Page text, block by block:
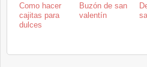
Como hacer
cajitas para
dulces
Buzón de san
valentín